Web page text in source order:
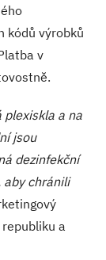
kódů výrobků
v
plexiskla a na
jsou
dezinfekční
aby chránili
a